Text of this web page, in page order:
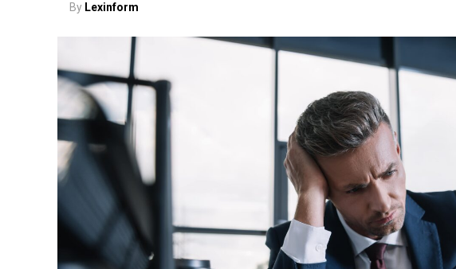
By Lexinform